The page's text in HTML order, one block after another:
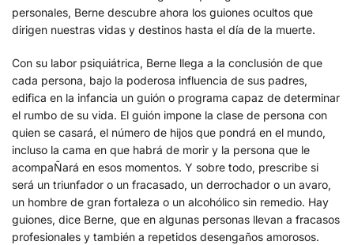
personales, Berne descubre ahora los guiones ocultos que
dirigen nuestras vidas y destinos hasta el día de la muerte.
Con su labor psiquiátrica, Berne llega a la conclusión de que
cada persona, bajo la poderosa influencia de sus padres,
edifica en la infancia un guión o programa capaz de determinar
el rumbo de su vida. El guión impone la clase de persona con
quien se casará, el número de hijos que pondrá en el mundo,
incluso la cama en que habrá de morir y la persona que le
acompaÑará en esos momentos. Y sobre todo, prescribe si
será un triunfador o un fracasado, un derrochador o un avaro,
un hombre de gran fortaleza o un alcohólico sin remedio. Hay
guiones, dice Berne, que en algunas personas llevan a fracasos
profesionales y también a repetidos desengaños amorosos.